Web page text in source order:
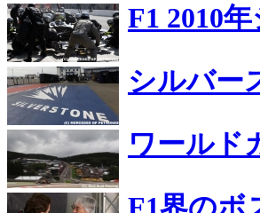
F1 2010
シルバー
ワールド